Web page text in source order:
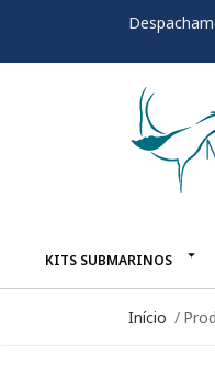
KITS SUBMARINOS
Início